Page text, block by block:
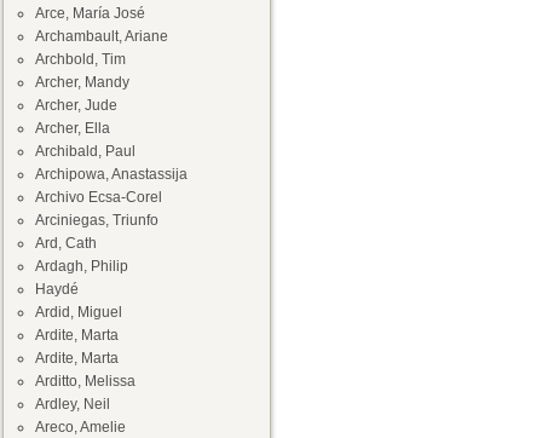
Arce, María José
Archambault, Ariane
Archbold, Tim
Archer, Mandy
Archer, Jude
Archer, Ella
Archibald, Paul
Archipowa, Anastassija
Archivo Ecsa-Corel
Arciniegas, Triunfo
Ard, Cath
Ardagh, Philip
Haydé
Ardid, Miguel
Ardite, Marta
Ardite, Marta
Arditto, Melissa
Ardley, Neil
Areco, Amelie